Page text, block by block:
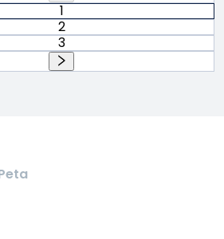
1
2
3